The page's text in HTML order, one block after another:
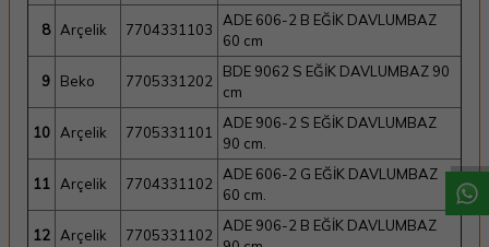
W
h
a
t
a
p
p
D
e
s
t
e
H
a
t
t
8 Arçelik 7704331103
ADE 606-2 B EĞİK DAVLUMBAZ
60 cm
9 Beko 7705331202
BDE 9062 S EĞİK DAVLUMBAZ 90
cm
10 Arçelik 7705331101
ADE 906-2 S EĞİK DAVLUMBAZ
90 cm.
11 Arçelik 7704331102
ADE 606-2 G EĞİK DAVLUMBAZ
60 cm.
12 Arçelik 7705331102
ADE 906-2 B EĞİK DAVLUMBAZ